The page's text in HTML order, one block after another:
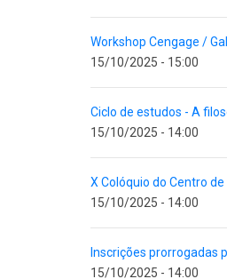
Workshop Cengage /
15/10/2025 - 15:00
Ciclo de estudos - A
15/10/2025 - 14:00
X Colóquio do Centro
15/10/2025 - 14:00
Inscrições prorrogadas
15/10/2025 - 14:00